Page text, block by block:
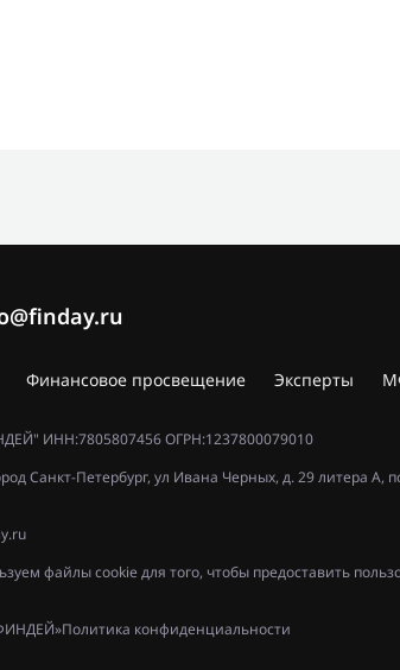
Финансовое просвещение Эксперты
ИНН:7805807456 ОГРН:1237800079010
Санкт-Петербург, ул Ивана Черных, д. 29 литера А,
файлы cookie для того, чтобы предоставить
Политика конфиденциальности